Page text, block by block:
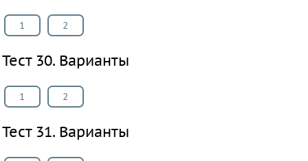
1 2
Тест 30. Варианты
1 2
Тест 31. Варианты